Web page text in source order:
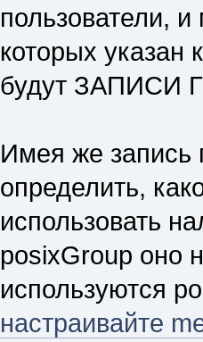
пользователи,
которых указан
будут ЗАПИСИ
Имея же запись
определить,
использовать
posixGroup оно
используются
настраивайте